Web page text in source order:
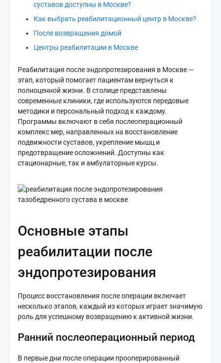
суставов доступны в Москве?
Как выбрать реабилитационный центр в Москве?
После возвращения домой
Центры реабилитации в Москве
Реабилитация после эндопротезирования в Москве —
этап, который помогает пациентам вернуться к
полноценной жизни. В столице представлены
современные клиники, где используются передовые
методики и персональный подход к каждому.
Программы включают в себя послеоперационный
комплекс мер, направленных на восстановление
подвижности суставов, укрепление мышц и
предотвращение осложнений. Доступны как
стационарные, так и амбулаторные курсы.
Основные этапы
реабилитации после
эндопротезирования
Процесс восстановления после операции включает
несколько этапов, каждый из которых играет значимую
роль для успешному возвращению к активной жизни.
Ранний послеоперационный период
В первые дни после операции прооперированный